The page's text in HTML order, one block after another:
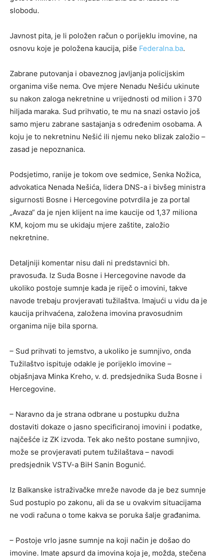
slobodu.
Javnost pita, je li položen račun o porijeklu imovine, na
osnovu koje je položena kaucija, piše Federalna.ba.
Zabrane putovanja i obaveznog javljanja policijskim
organima više nema. Ove mjere Nenadu Nešiću ukinute
su nakon zaloga nekretnine u vrijednosti od milion i 370
hiljada maraka. Sud prihvatio, te mu na snazi ostavio još
samo mjeru zabrane sastajanja s određenim osobama. A
koju je to nekretninu Nešić ili njemu neko blizak založio –
zasad je nepoznanica.
Podsjetimo, ranije je tokom ove sedmice, Senka Nožica,
advokatica Nenada Nešića, lidera DNS-a i bivšeg ministra
sigurnosti Bosne i Hercegovine potvrdila je za portal
„Avaza“ da je njen klijent na ime kaucije od 1,37 miliona
KM, kojom mu se ukidaju mjere zaštite, založio
nekretnine.
Detaljniji komentar nisu dali ni predstavnici bh.
pravosuđa. Iz Suda Bosne i Hercegovine navode da
ukoliko postoje sumnje kada je riječ o imovini, takve
navode trebaju provjeravati tužilaštva. Imajući u vidu da je
kaucija prihvaćena, založena imovina pravosudnim
organima nije bila sporna.
– Sud prihvati to jemstvo, a ukoliko je sumnjivo, onda
Tužilaštvo ispituje odakle je porijeklo imovine –
objašnjava Minka Kreho, v. d. predsjednika Suda Bosne i
Hercegovine.
– Naravno da je strana odbrane u postupku dužna
dostaviti dokaze o jasno specificiranoj imovini i podatke,
najčešće iz ZK izvoda. Tek ako nešto postane sumnjivo,
može se provjeravati putem tužilaštava – navodi
predsjednik VSTV-a BiH Sanin Bogunić.
Iz Balkanske istraživačke mreže navode da je bez sumnje
Sud postupio po zakonu, ali da se u ovakvim situacijama
ne vodi računa o tome kakva se poruka šalje građanima.
– Postoje vrlo jasne sumnje na koji način je došao do
imovine. Imate apsurd da imovina koja je, možda, stečena